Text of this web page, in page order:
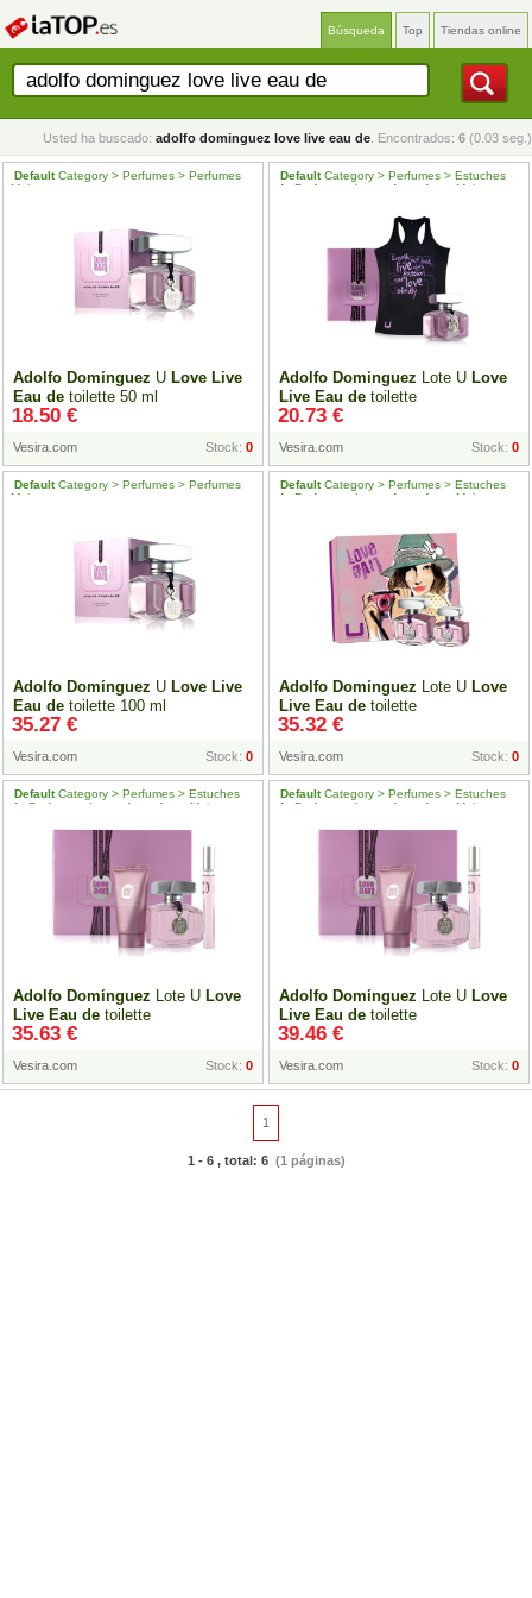
Búsqueda Top Tiendas online
Usted ha buscado: adolfo dominguez love live eau de . Encontrados: 6 (0.03 seg.)
Adolfo Domínguez U Love Live
Eau de toilette 50 ml
DefaultCategory > Perfumes > Perfumes
Mujer
Vesira.com Stock: 0
18.50 €
Adolfo Domínguez Lote U Love
Live Eau de toilette
DefaultCategory > Perfumes > Estuches
de
Perfume > Lotes de perfume Mujer
Vesira.com Stock: 0
20.73 €
Adolfo Domínguez U Love Live
Eau de toilette 100 ml
DefaultCategory > Perfumes > Perfumes
Mujer
Vesira.com Stock: 0
35.27 €
Adolfo Domínguez Lote U Love
Live Eau de toilette
DefaultCategory > Perfumes > Estuches
de
Perfume > Lotes de perfume Mujer
Vesira.com Stock: 0
35.32 €
Adolfo Domínguez Lote U Love
Live Eau de toilette
DefaultCategory > Perfumes > Estuches
de
Perfume > Lotes de perfume Mujer
Vesira.com Stock: 0
35.63 €
Adolfo Domínguez Lote U Love
Live Eau de toilette
DefaultCategory > Perfumes > Estuches
de
Perfume > Lotes de perfume Mujer
Vesira.com Stock: 0
39.46 €
1
1 - 6 , total: 6(1 páginas)